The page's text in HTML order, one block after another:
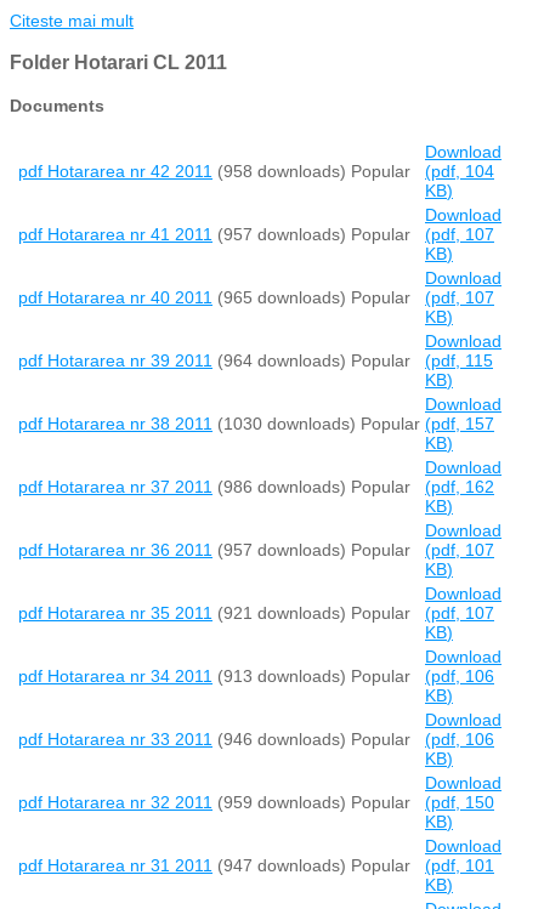
Citeste mai mult
Folder Hotarari CL 2011
Documents
pdf Hotararea nr 42 2011 (958 downloads) Popular
Download
(pdf, 104
KB)
pdf Hotararea nr 41 2011 (957 downloads) Popular
Download
(pdf, 107
KB)
pdf Hotararea nr 40 2011 (965 downloads) Popular
Download
(pdf, 107
KB)
pdf Hotararea nr 39 2011 (964 downloads) Popular
Download
(pdf, 115
KB)
pdf Hotararea nr 38 2011 (1030 downloads) Popular
Download
(pdf, 157
KB)
pdf Hotararea nr 37 2011 (986 downloads) Popular
Download
(pdf, 162
KB)
pdf Hotararea nr 36 2011 (957 downloads) Popular
Download
(pdf, 107
KB)
pdf Hotararea nr 35 2011 (921 downloads) Popular
Download
(pdf, 107
KB)
pdf Hotararea nr 34 2011 (913 downloads) Popular
Download
(pdf, 106
KB)
pdf Hotararea nr 33 2011 (946 downloads) Popular
Download
(pdf, 106
KB)
pdf Hotararea nr 32 2011 (959 downloads) Popular
Download
(pdf, 150
KB)
pdf Hotararea nr 31 2011 (947 downloads) Popular
Download
(pdf, 101
KB)